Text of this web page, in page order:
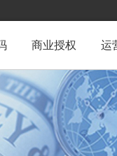
商业授权 运